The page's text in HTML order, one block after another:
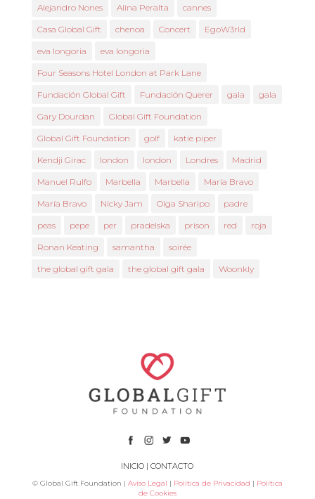
Alejandro Nones Alina Peralta cannes
Casa Global Gift chenoa Concert EgoW3rld
eva longoria eva longoria
Four Seasons Hotel London at Park Lane
Fundación Global Gift Fundación Querer gala gala
Gary Dourdan Global Gift Foundation
Global Gift Foundation golf katie piper
Kendji Girac london london Londres Madrid
Manuel Rulfo Marbella Marbella María Bravo
María Bravo Nicky Jam Olga Sharipo padre
peas pepe per pradelska prison red roja
Ronan Keating samantha soirée
the global gift gala the global gift gala Woonkly
INICIO |CONTACTO
© Global Gift Foundation | Aviso Legal | Política de Privacidad | Política
de Cookies